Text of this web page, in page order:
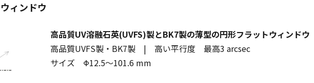
ィンドウ
高品質UV溶融石英(UVFS)製とBK7製の薄型の円形フラットウィンドウ
高品質UVFS製・ BK7製 | 高い平行度 最高3 arcsec
サイズ Φ12.5～101.6 mm